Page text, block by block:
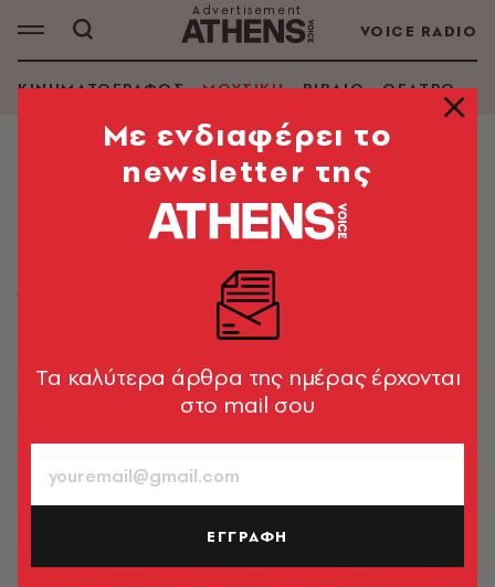
VOICE RADIO
ΚΙΝΗΜΑΤΟΓΡΑΦΟΣ ΜΟΥΣΙΚΗ ΒΙΒΛΙΟ ΘΕΑΤΡΟ -
5 συναυλίες που δεν μπορεί να
χάσει κανένα κορίτσι
Έρχονται και απογειώνουν με μουσική το φετινό
Γιώργος Δημητρακόπουλος
Mε ενδιαφέρει το
newsletter της
Tα καλύτερα άρθρα της ημέρας έρχονται
στο mail σου
ΕΓΓΡΑΦΗ